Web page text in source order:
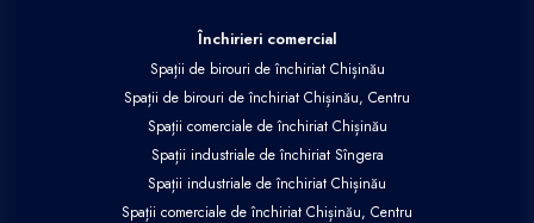
Închirieri comercial
Spații de birouri de închiriat Chișinău
Spații de birouri de închiriat Chișinău, Centru
Spații comerciale de închiriat Chișinău
Spații industriale de închiriat Sîngera
Spații industriale de închiriat Chișinău
Spații comerciale de închiriat Chișinău, Centru